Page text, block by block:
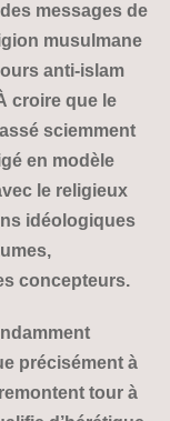
messages de
musulmane
anti-islam
croire que le
sciemment
en modèle
le religieux
idéologiques
concepteurs.
précisément à
tour à